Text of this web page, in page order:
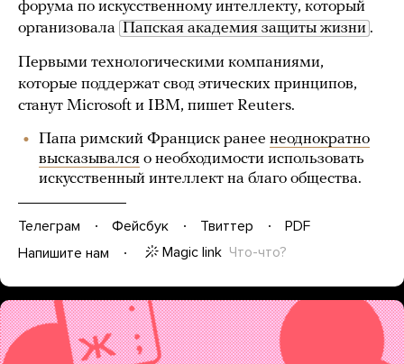
форума по искусственному интеллекту, который
организовала Папская академия защиты жизни .
Первыми технологическими компаниями,
которые поддержат свод этических принципов,
станут Microsoft и IBM, пишет Reuters.
Папа римский Франциск ранее неоднократно
высказывался о необходимости использовать
искусственный интеллект на благо общества.
Телеграм Фейсбук Твиттер
PDF
Напишите нам
Magic link Что-что?